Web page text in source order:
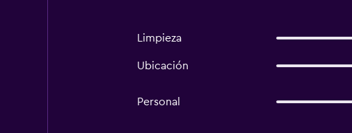
Limpieza
Ubicación
Personal